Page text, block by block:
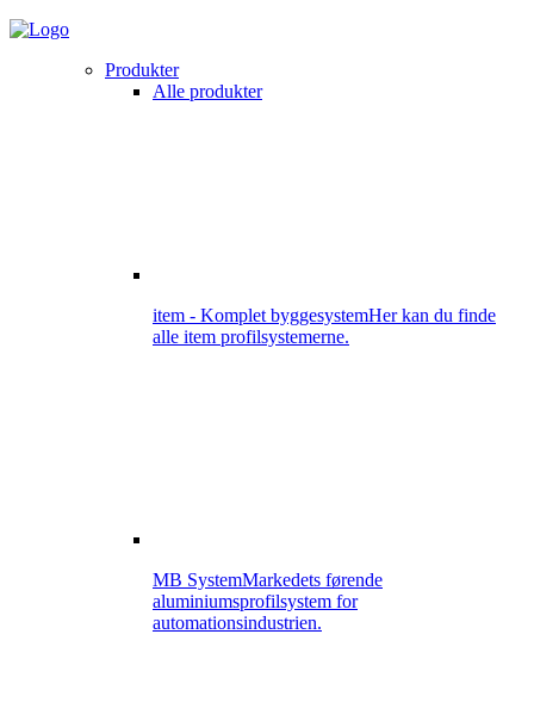
Produkter
Alle produkter
item - Komplet byggesystemHer kan du finde
alle item profilsystemerne.
MB SystemMarkedets førende
aluminiumsprofilsystem for
automationsindustrien.